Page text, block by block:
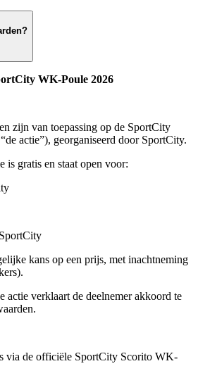
WK-Poule 2026
zijn van toepassing op de SportCity
actie”), georganiseerd door SportCity.
is gratis en staat open voor:
kans op een prijs, met inachtneming
actie verklaart de deelnemer akkoord te
via de officiële SportCity Scorito WK-